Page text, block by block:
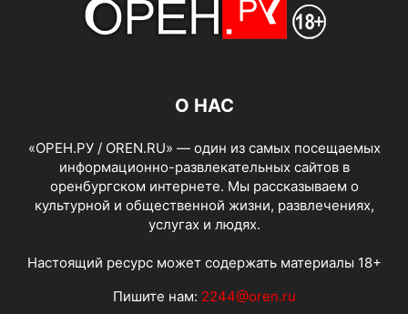
О НАС
«ОРЕН.РУ / OREN.RU» — один из самых посещаемых
информационно-развлекательных сайтов в
оренбургском интернете. Мы рассказываем о
культурной и общественной жизни, развлечениях,
услугах и людях.
Настоящий ресурс может содержать материалы 18+
Пишите нам: 2244@oren.ru